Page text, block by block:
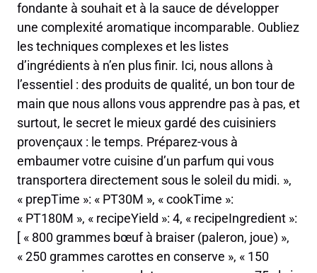
fondante à souhait et à la sauce de développer
une complexité aromatique incomparable. Oubliez
les techniques complexes et les listes
d’ingrédients à n’en plus finir. Ici, nous allons à
l’essentiel : des produits de qualité, un bon tour de
main que nous allons vous apprendre pas à pas, et
surtout, le secret le mieux gardé des cuisiniers
provençaux : le temps. Préparez-vous à
embaumer votre cuisine d’un parfum qui vous
transportera directement sous le soleil du midi. »,
« prepTime »: « PT30M », « cookTime »:
« PT180M », « recipeYield »: 4, « recipeIngredient »:
[ « 800 grammes bœuf à braiser (paleron, joue) »,
« 250 grammes carottes en conserve », « 150